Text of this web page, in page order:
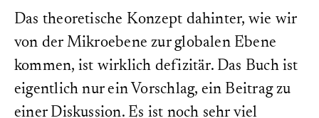
Das theoretische Konzept dahinter, wie wir
von der Mikroebene zur globalen Ebene
kommen, ist wirklich defizitär. Das Buch ist
eigentlich nur ein Vorschlag, ein Beitrag zu
einer Diskussion. Es ist noch sehr viel